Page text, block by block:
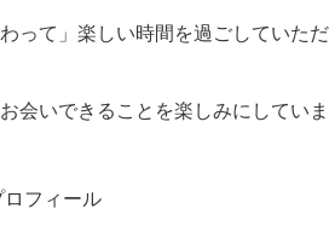
って」楽しい時間を過ごしていただ
会いできることを楽しみにしていま
フィール